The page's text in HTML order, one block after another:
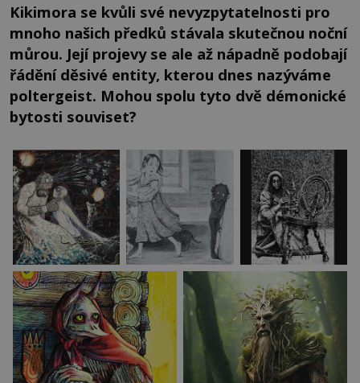
Kikimora se kvůli své nevyzpytatelnosti pro
mnoho našich předků stávala skutečnou noční
můrou. Její projevy se ale až nápadně podobají
řádění děsivé entity, kterou dnes nazýváme
poltergeist. Mohou spolu tyto dvě démonické
bytosti souviset?